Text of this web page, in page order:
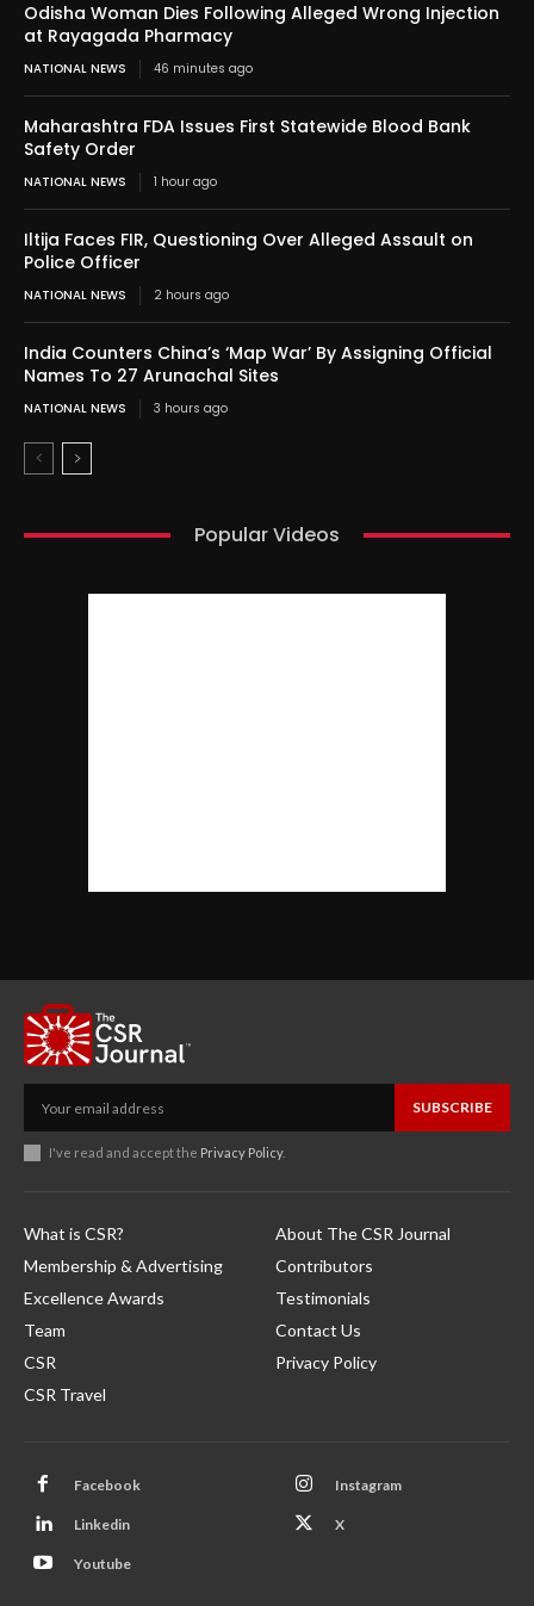
Odisha Woman Dies Following Alleged Wrong Injection
at Rayagada Pharmacy
NATIONAL NEWS 46 minutes ago
Maharashtra FDA Issues First Statewide Blood Bank
Safety Order
NATIONAL NEWS 1 hour ago
Iltija Faces FIR, Questioning Over Alleged Assault on
Police Officer
NATIONAL NEWS 2 hours ago
India Counters China’s ‘Map War’ By Assigning Official
Names To 27 Arunachal Sites
NATIONAL NEWS 3 hours ago
Popular Videos
SUBSCRIBE
I've read and accept the Privacy Policy.
What is CSR?
Membership & Advertising
Excellence Awards
Team
CSR
CSR Travel
About The CSR Journal
Contributors
Testimonials
Contact Us
Privacy Policy
Facebook Instagram
Linkedin X
Youtube